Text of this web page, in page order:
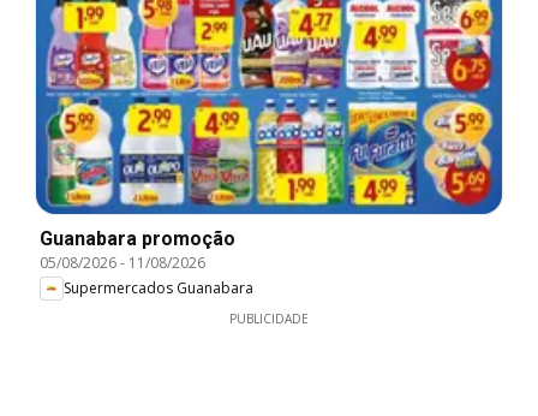
Guanabara promoção
05/08/2026- 11/08/2026
Supermercados Guanabara
PUBLICIDADE